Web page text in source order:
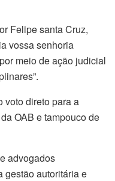
Felipe santa Cruz,
vossa senhoria
meio de ação judicial
voto direto para a
OAB e tampouco de
advogados
gestão autoritária e